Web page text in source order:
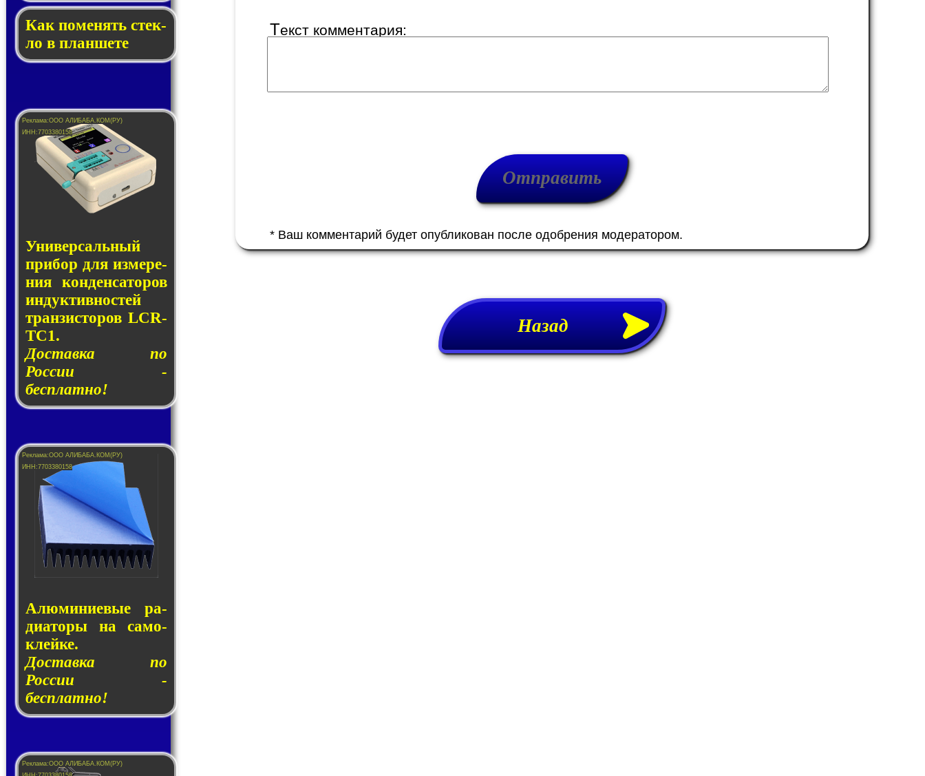
Как по­ме­нять стек­
ло в планшете
Универсальный
при­бор для из­ме­ре­
ния кон­ден­са­то­ров
ин­дук­тив­нос­тей
тран­зис­то­ров LCR-
TC1.
Доставка по
России -
бесплатно!
Алюминие­вые ра­
ди­а­то­ры на са­мо­
клей­ке.
Доставка по
России -
бесплатно!
Текст комментария:
* Ваш комментарий будет опубликован после одобрения модератором.
Назад